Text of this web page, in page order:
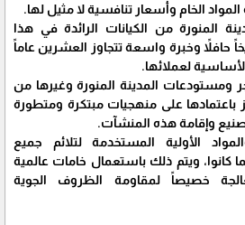
الخام وأسعار تنافسية لا مثيل لها.
المنورة من الكيانات الرائدة في هذا
حافلاً وخبرة واسعة تتجاوز العشرين عاماً
لعملائها.
ومستودعات المدينة المنورة وغيرها من
باعتمادها على منهجيات مبتكرة ومتطورة
وإقامة هذه المنشآت.
الأولية المستخدمة لتلائم جميع
كانوا، ويتم ذلك باستعمال خامات عالمية
خصيصاً لمقاومة الظروف الجوية